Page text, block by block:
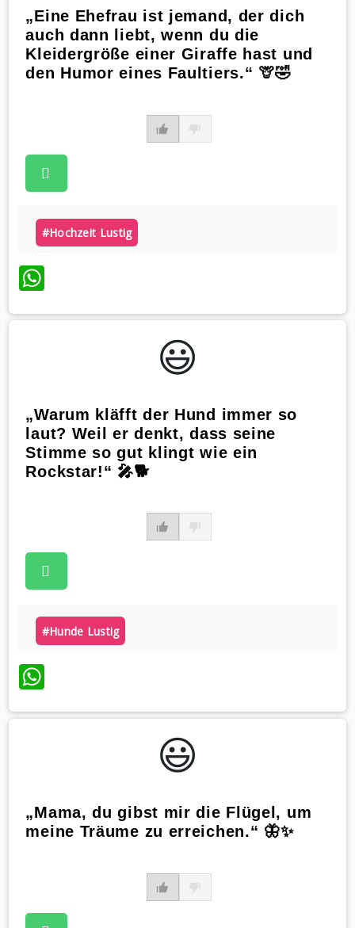
„Eine Ehefrau ist jemand, der dich
auch dann liebt, wenn du die
Kleidergröße einer Giraffe hast und
den Humor eines Faultiers.“ 🦒🤣
#hochzeit Lustig
WhatsApp
😃️
„Warum kläfft der Hund immer so
laut? Weil er denkt, dass seine
Stimme so gut klingt wie ein
Rockstar!“ 🎤🐕
#hunde Lustig
WhatsApp
😃️
„Mama, du gibst mir die Flügel, um
meine Träume zu erreichen.“ 🦋✨